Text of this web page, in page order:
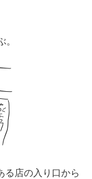
。
る店の入り口から